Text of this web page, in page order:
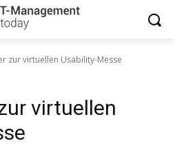
zur virtuellen Usability-Messe
virtuellen